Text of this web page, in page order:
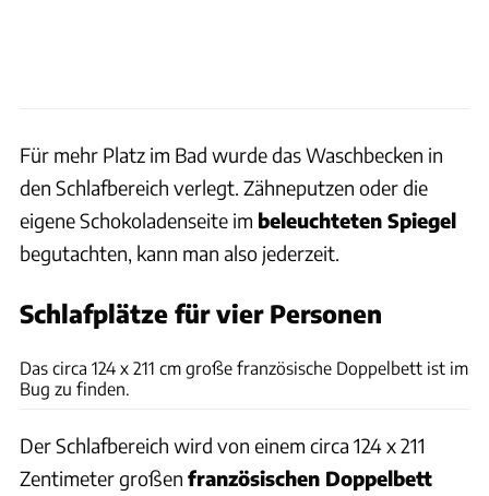
Für mehr Platz im Bad wurde das Waschbecken in
den Schlafbereich verlegt. Zähneputzen oder die
eigene Schokoladenseite im beleuchteten Spiegel
begutachten, kann man also jederzeit.
Schlafplätze für vier PersonenHersteller-Webseite
Das circa 124 x 211 cm große französische Doppelbett ist im
Bug zu finden.
Der Schlafbereich wird von einem circa 124 x 211
Zentimeter großen französischen Doppelbett